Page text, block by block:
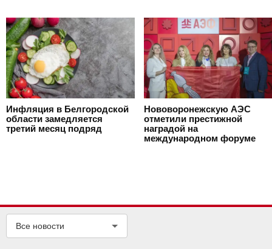
Инфляция в Белгородской
области замедляется
третий месяц подряд
Нововоронежскую АЭС
отметили престижной
наградой на
международном форуме
Все новости